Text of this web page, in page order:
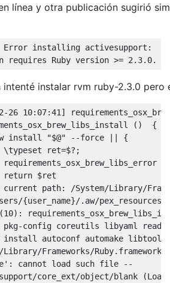
línea y otra publicación sugirió
Error installing activesupport :
requires
Ruby version >= 2.3. 0.
intenté instalar rvm ruby-2.3.0
-26 10: 07:41 ]
()
{
install
"$@" --force ||
{
\typeset ret
=$?;
requirements_osx_brew_libs_error
return $ret
current path: /System/Library/
{user_name}/. aw/pex_resources
(10):
-config coreutils libyaml
install autoconf automake libtool
/Library/Frameworks/Ruby. framework
cannot load such file --
core_ext/object/blank